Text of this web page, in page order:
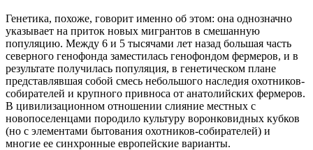
Генетика, похоже, говорит именно об этом: она однозначно
указывает на приток новых мигрантов в смешанную
популяцию. Между 6 и 5 тысячами лет назад большая часть
северного генофонда заместилась генофондом фермеров, и в
результате получилась популяция, в генетическом плане
представлявшая собой смесь небольшого наследия охотников-
собирателей и крупного привноса от анатолийских фермеров.
В цивилизационном отношении слияние местных с
новопоселенцами породило культуру воронковидных кубков
(но с элементами бытования охотников-собирателей) и
многие ее синхронные европейские варианты.